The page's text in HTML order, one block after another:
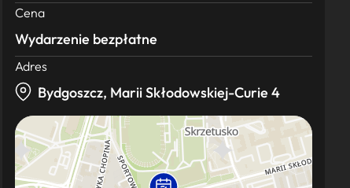
Cena
Wydarzenie bezpłatne
Adres
Bydgoszcz, Marii Skłodowskiej-Curie 4